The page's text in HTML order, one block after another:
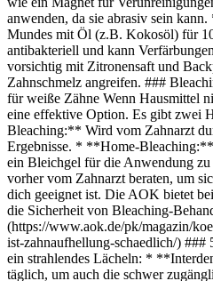
anwenden, da sie abrasiv sein
Mundes mit Öl (z.B. Kokosöl) für
antibakteriell und kann
vorsichtig mit Zitronensaft und
Zahnschmelz angreifen. ###
für weiße Zähne Wenn Hausmittel
eine effektive Option. Es gibt zwei
Bleaching:** Wird vom Zahnarzt
Ergebnisse. * **Home-
ein Bleichgel für die Anwendung
vorher vom Zahnarzt beraten, um
dich geeignet ist. Die AOK bietet
die Sicherheit von Bleaching-
(https://www.aok.de/pk/magazin/
ist-zahnaufhellung-schaedlich/) ###
ein strahlendes Lächeln: *
täglich, um auch die schwer